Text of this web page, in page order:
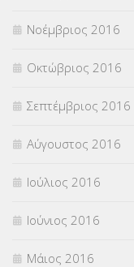
Νοέμβριος 2016
Οκτώβριος 2016
Σεπτέμβριος 2016
Αύγουστος 2016
Ιούλιος 2016
Ιούνιος 2016
Μάιος 2016